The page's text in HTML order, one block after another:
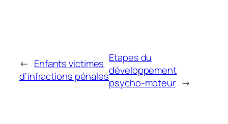
← Enfants victimes
d’infractions pénales
Etapes du
développement
psycho-moteur →